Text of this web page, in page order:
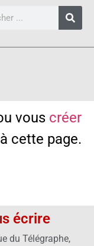
vous créer
cette page.
écrire
du Télégraphe,